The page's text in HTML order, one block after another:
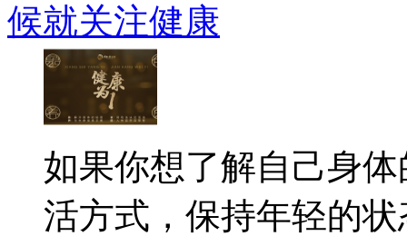
候就关注健康
如果你想了解自己身
活方式，保持年轻的